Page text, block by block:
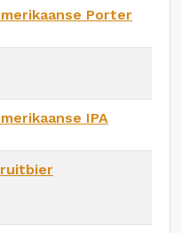
Porter
IPA